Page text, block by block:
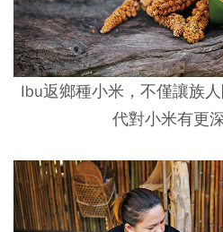
Ibu返鄉種小米，不僅讓族
代對小米有更